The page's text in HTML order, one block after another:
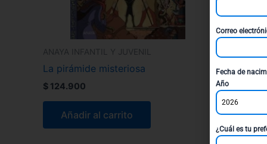
ANAYA INFANTIL Y JUVENIL
La pirámide misteriosa
$ 124.900
Añadir al carrito
Correo
Fecha de
Año
2026
¿Cuál es tu